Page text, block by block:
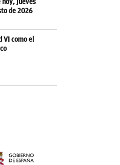
hoy, jueves
de 2026
VI como el